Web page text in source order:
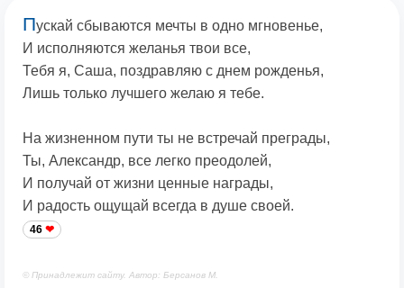
Пускай сбываются мечты в одно мгновенье,
И исполняются желанья твои все,
Тебя я, Саша, поздравляю с днем рожденья,
Лишь только лучшего желаю я тебе.
На жизненном пути ты не встречай преграды,
Ты, Александр, все легко преодолей,
И получай от жизни ценные награды,
И радость ощущай всегда в душе своей.
46
© Принадлежит сайту. Автор: Берсанов М.